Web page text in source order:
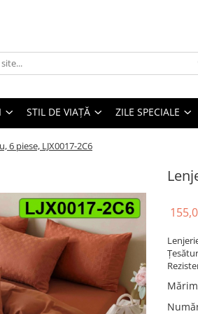
STIL DE VIAȚĂ ZILE SPECIALE
6 piese, LJX0017-2C6